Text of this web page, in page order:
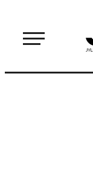
sisältöön